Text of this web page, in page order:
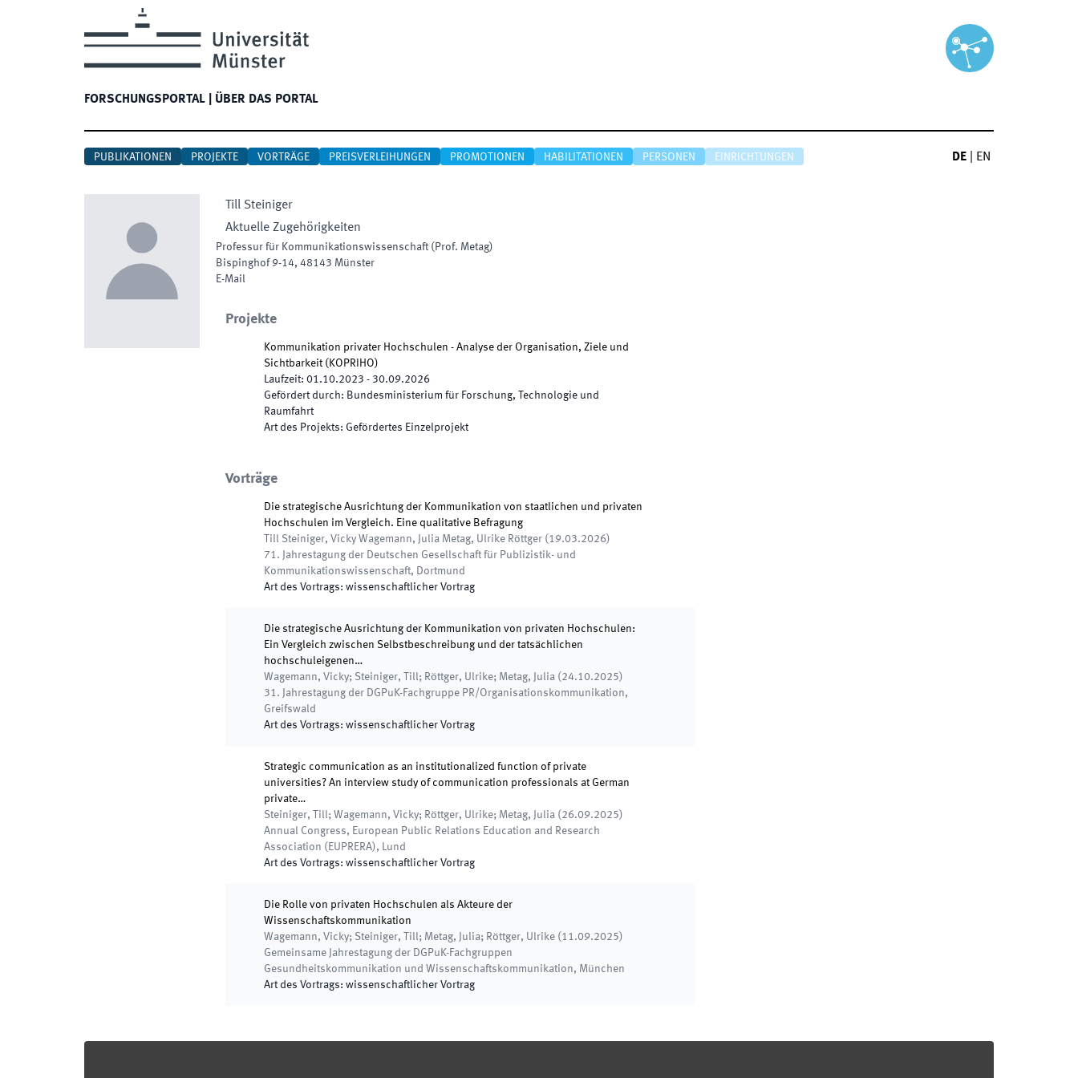
FORSCHUNGSPORTAL ÜBER DAS PORTAL
PUBLIKATIONEN PROJEKTE VORTRÄGE PREISVERLEIHUNGEN PROMOTIONEN HABILITATIONEN PERSONEN EINRICHTUNGEN DE EN
Till Steiniger
Aktuelle Zugehörigkeiten
Professur für Kommunikationswissenschaft (Prof. Metag)
Bispinghof 9-14, 48143 Münster
E-Mail
Projekte
Kommunikation privater Hochschulen - Analyse der Organisation, Ziele und
Sichtbarkeit ( KOPRIHO)
Laufzeit: 01.10.2023 - 30.09.2026
Gefördert durch: Bundesministerium für Forschung, Technologie und
Raumfahrt
Art des Projekts: Gefördertes Einzelprojekt
Vorträge
Die strategische Ausrichtung der Kommunikation von staatlichen und privaten
Hochschulen im Vergleich. Eine qualitative Befragung
Till Steiniger, Vicky Wagemann, Julia Metag, Ulrike Röttger ( 19.03.2026)
71. Jahrestagung der Deutschen Gesellschaft für Publizistik- und
Kommunikationswissenschaft, Dortmund
Art des Vortrags: wissenschaftlicher Vortrag
Die strategische Ausrichtung der Kommunikation von privaten Hochschulen:
Ein Vergleich zwischen Selbstbeschreibung und der tatsächlichen
hochschuleigenen…
Wagemann, Vicky; Steiniger, Till; Röttger, Ulrike; Metag, Julia ( 24.10.2025)
31. Jahrestagung der DGPuK-Fachgruppe PR/Organisationskommunikation,
Greifswald
Art des Vortrags: wissenschaftlicher Vortrag
Strategic communication as an institutionalized function of private
universities? An interview study of communication professionals at German
private…
Steiniger, Till; Wagemann, Vicky; Röttger, Ulrike; Metag, Julia ( 26.09.2025)
Annual Congress, European Public Relations Education and Research
Association (EUPRERA), Lund
Art des Vortrags: wissenschaftlicher Vortrag
Die Rolle von privaten Hochschulen als Akteure der
Wissenschaftskommunikation
Wagemann, Vicky; Steiniger, Till; Metag, Julia; Röttger, Ulrike ( 11.09.2025)
Gemeinsame Jahrestagung der DGPuK-Fachgruppen
Gesundheitskommunikation und Wissenschaftskommunikation, München
Art des Vortrags: wissenschaftlicher Vortrag